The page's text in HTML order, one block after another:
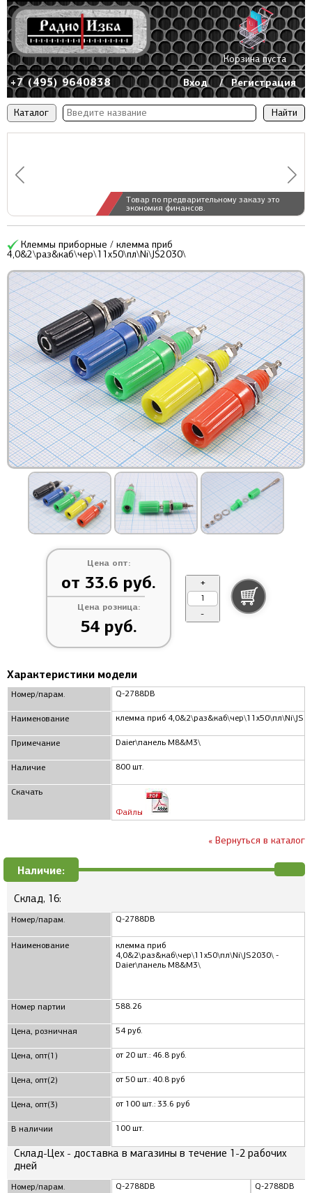
Каталог
Товар по предварительному заказу это
экономия финансов.
+7 (495) 9640838 Вход / Регистрация
Корзина пуста
Клеммы приборные / клемма приб
4,0&2\раз&каб\чер\11x50\пл\Ni\JS2030\
Цена опт:
от 33.6 руб.
Цена розница:
54 руб.
+
-
Характеристики модели
Номер/парам.
Наименование
Примечание
Наличие
Скачать
Q-2788DB
клемма приб
Daier\панель М8&М3\
800 шт.
Файлы
« Вернуться в каталог
Наличие:
Склад, 16:
Номер/парам.
Наименование
Номер партии
Цена, розничная
Цена, опт(1)
Цена, опт(2)
Цена, опт(3)
В наличии
Q-2788DB
клемма приб
4,0&2\раз&каб\чер\11x50\пл\Ni\JS2030\ -
Daier\панель М8&М3\
588.26
54 руб.
от 20 шт.: 46.8 руб.
от 50 шт.: 40.8 руб
от 100 шт.: 33.6 руб
100 шт.
Склад-Цех - доставка в магазины в течение 1-2 рабочих
дней
Номер/парам. Q-2788DB Q-2788DB